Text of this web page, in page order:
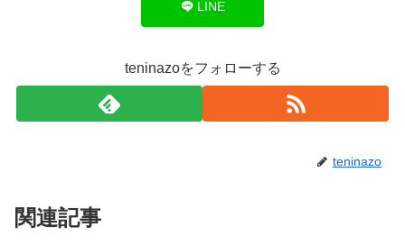
LINE
teninazoをフォローする
teninazo
関連記事